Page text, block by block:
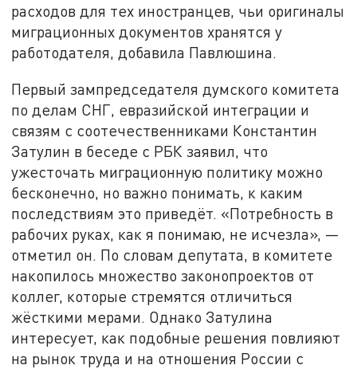
расходов для тех иностранцев, чьи оригиналы
миграционных документов хранятся у
работодателя, добавила Павлюшина.
Первый зампредседателя думского комитета
по делам СНГ, евразийской интеграции и
связям с соотечественниками Константин
Затулин в беседе с РБК заявил, что
ужесточать миграционную политику можно
бесконечно, но важно понимать, к каким
последствиям это приведёт. «Потребность в
рабочих руках, как я понимаю, не исчезла», —
отметил он. По словам депутата, в комитете
накопилось множество законопроектов от
коллег, которые стремятся отличиться
жёсткими мерами. Однако Затулина
интересует, как подобные решения повлияют
на рынок труда и на отношения России с